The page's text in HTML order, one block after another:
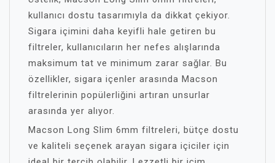
kullanıcı dostu tasarımıyla da dikkat çekiyor.
Sigara içimini daha keyifli hale getiren bu
filtreler, kullanıcıların her nefes alışlarında
maksimum tat ve minimum zarar sağlar. Bu
özellikler, sigara içenler arasında Macson
filtrelerinin popülerliğini artıran unsurlar
arasında yer alıyor.
Macson Long Slim 6mm filtreleri, bütçe dostu
ve kaliteli seçenek arayan sigara içiciler için